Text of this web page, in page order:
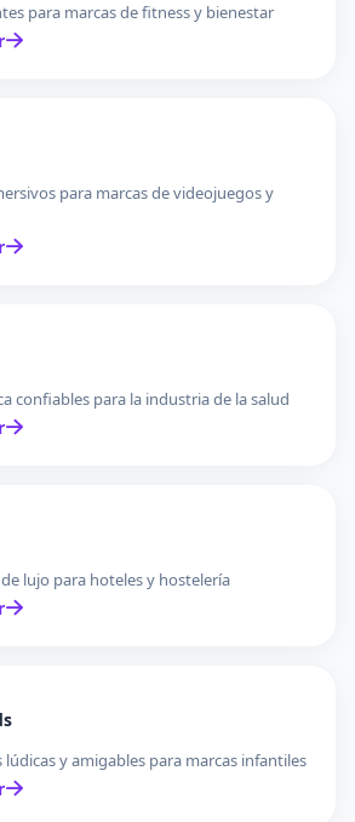
para marcas de fitness y bienestar
para marcas de videojuegos y
confiables para la industria de la salud
lujo para hoteles y hostelería
y amigables para marcas infantiles